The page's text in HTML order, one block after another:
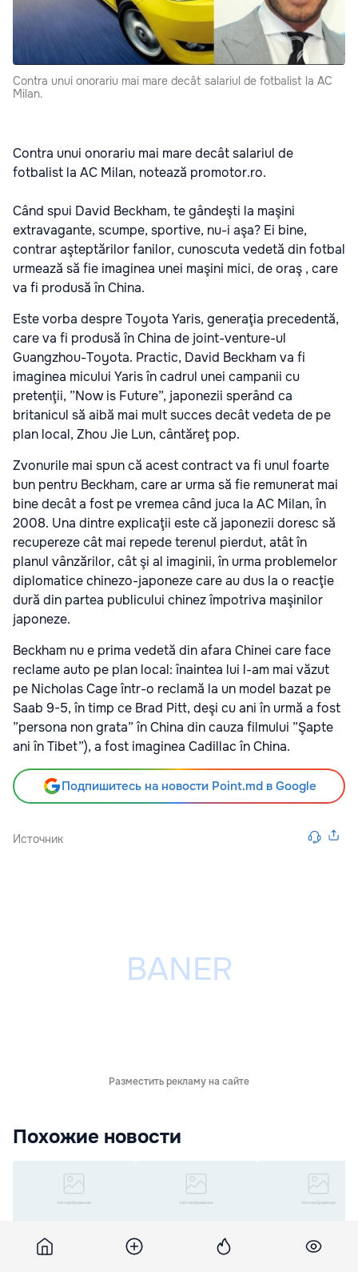
Contra unui onorariu mai mare decât salariul de fotbalist la AC
Milan.
Contra unui onorariu mai mare decât salariul de
fotbalist la AC Milan, notează promotor.ro.
Când spui David Beckham, te gândeşti la maşini
extravagante, scumpe, sportive, nu-i aşa? Ei bine,
contrar aşteptărilor fanilor, cunoscuta vedetă din fotbal
urmează să fie imaginea unei maşini mici, de oraş , care
va fi produsă în China.
Este vorba despre Toyota Yaris, generaţia precedentă,
care va fi produsă în China de joint-venture-ul
Guangzhou-Toyota. Practic, David Beckham va fi
imaginea micului Yaris în cadrul unei campanii cu
pretenţii, ”Now is Future”, japonezii sperând ca
britanicul să aibă mai mult succes decât vedeta de pe
plan local, Zhou Jie Lun, cântăreţ pop.
Zvonurile mai spun că acest contract va fi unul foarte
bun pentru Beckham, care ar urma să fie remunerat mai
bine decât a fost pe vremea când juca la AC Milan, în
2008. Una dintre explicaţii este că japonezii doresc să
recupereze cât mai repede terenul pierdut, atât în
planul vânzărilor, cât şi al imaginii, în urma problemelor
diplomatice chinezo-japoneze care au dus la o reacţie
dură din partea publicului chinez împotriva maşinilor
japoneze.
Beckham nu e prima vedetă din afara Chinei care face
reclame auto pe plan local: înaintea lui l-am mai văzut
pe Nicholas Cage într-o reclamă la un model bazat pe
Saab 9-5, în timp ce Brad Pitt, deşi cu ani în urmă a fost
”persona non grata” în China din cauza filmului ”Şapte
ani în Tibet”), a fost imaginea Cadillac în China.
Подпишитесь на новости Point.md в Google
Источник
Разместить рекламу на сайте
Похожие новости
Cele mai utilizate
culori pentru maşini în
Cele mai reușite
reclame auto ale anului
Volvo va produce
masini care se vor